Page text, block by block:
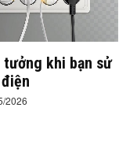
tưởng khi bạn sử
2026